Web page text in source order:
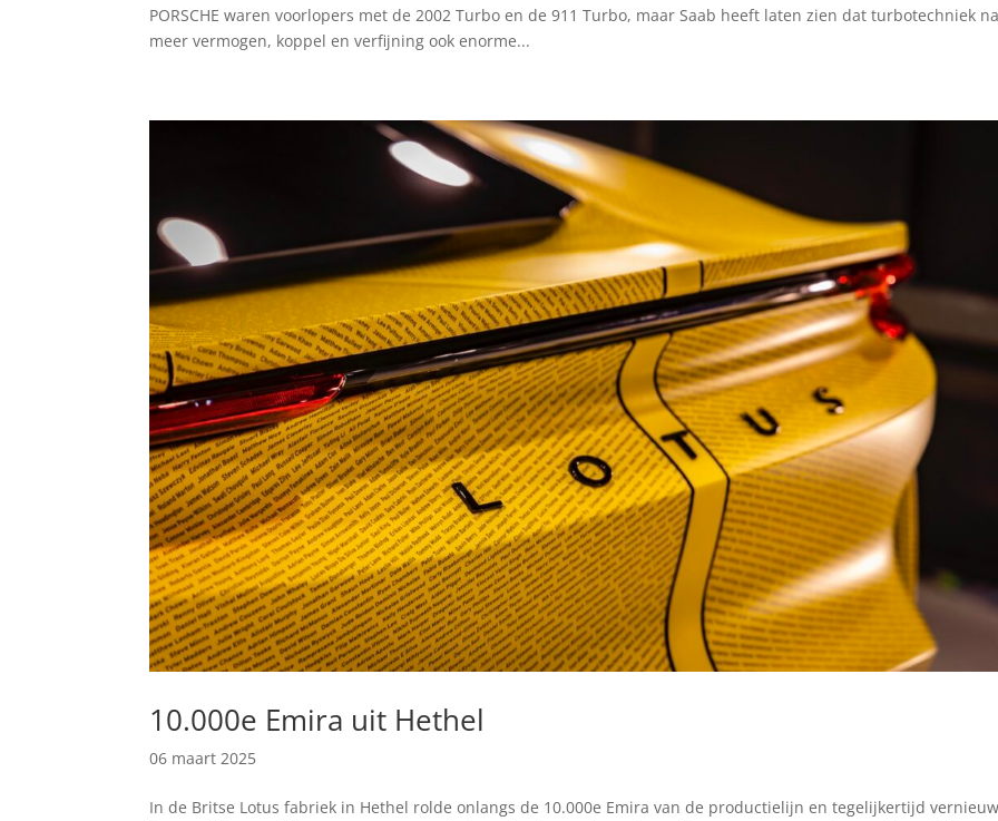
PORSCHE waren voorlopers met de 2002 Turbo en de 911 Turbo, maar Saab heeft laten zien dat turbotechniek
meer vermogen, koppel en verfijning ook enorme...
10.000e Emira uit Hethel
06 maart 2025
In de Britse Lotus fabriek in Hethel rolde onlangs de 10.000e Emira van de productielijn en tegelijkertijd